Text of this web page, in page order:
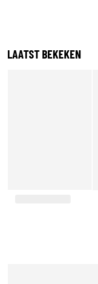
LAATST BEKEKEN